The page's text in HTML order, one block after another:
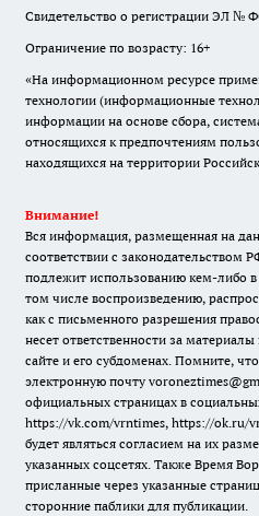
Свидетельство о регистрации ЭЛ №
Ограничение по возрасту: 16+
«На информационном ресурсе
технологии (информационные
информации на основе сбора,
относящихся к предпочтениям
находящихся на территории
Внимание!
Вся информация, размещенная на
соответствии с законодательством
подлежит использованию кем-либо
том числе воспроизведению,
как с письменного разрешения
несет ответственности за
сайте и его субдоменах. Помните,
электронную почту
официальных страницах в
https://vk.com/vrntimes, https://ok.ru/
будет являться согласием на их
указанных соцсетях. Также Время
присланные через указанные
сторонние паблики для публикации.